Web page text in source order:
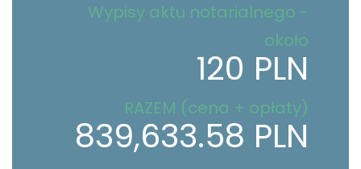
Wypisy aktu notarialnego -
około
120 PLN
RAZEM (cena + opłaty)
839,633.58 PLN